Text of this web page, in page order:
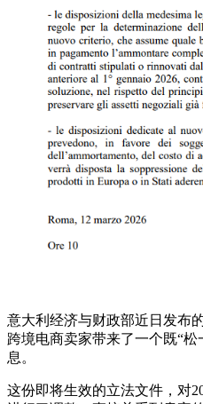
意大利经济与财政部近日发布
跨境电商卖家带来了一个既“松
息。
这份即将生效的立法文件，对